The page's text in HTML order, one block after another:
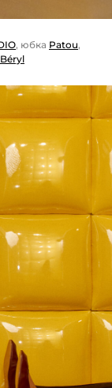
, юбка Patou,